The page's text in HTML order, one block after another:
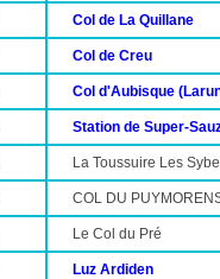
Col de La Quillane
Col de Creu
Col d'Aubisque
Station de Super-
La Toussuire Les
COL DU
Le Col du Pré
Luz Ardiden